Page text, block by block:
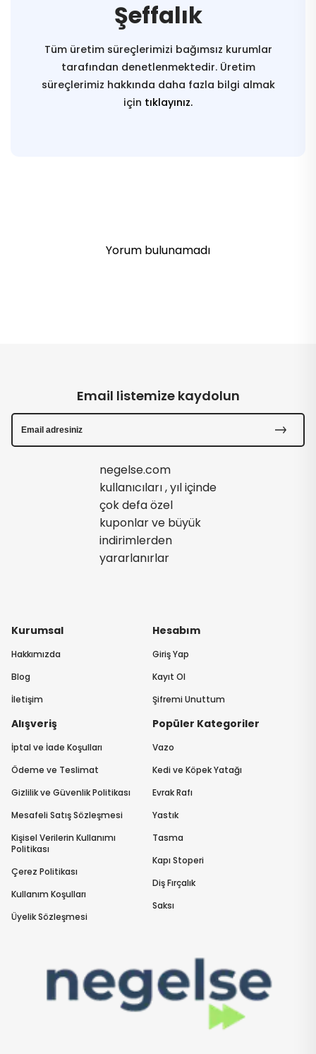
Şeffalık
Tüm üretim süreçlerimizi bağımsız kurumlar
tarafından denetlenmektedir. Üretim
süreçlerimiz hakkında daha fazla bilgi almak
için tıklayınız.
Yorum bulunamadı
Kurumsal
Hakkımızda
Blog
İletişim
Hesabım
Giriş Yap
Kayıt Ol
Şifremi Unuttum
Alışveriş
İptal ve İade Koşulları
Ödeme ve Teslimat
Gizlilik ve Güvenlik Politikası
Mesafeli Satış Sözleşmesi
Kişisel Verilerin Kullanımı
Politikası
Çerez Politikası
Kullanım Koşulları
Üyelik Sözleşmesi
Popüler Kategoriler
Vazo
Kedi ve Köpek Yatağı
Evrak Rafı
Yastık
Tasma
Kapı Stoperi
Diş Fırçalık
Saksı
Email listemize kaydolun
negelse.com
kullanıcıları , yıl içinde
çok defa özel
kuponlar ve büyük
indirimlerden
yararlanırlar